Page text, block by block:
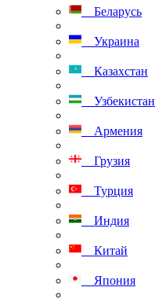
Беларусь
Украина
Казахстан
Узбекистан
Армения
Грузия
Турция
Индия
Китай
Япония